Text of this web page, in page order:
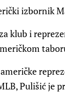
izbornik
klub i
Pulišić je